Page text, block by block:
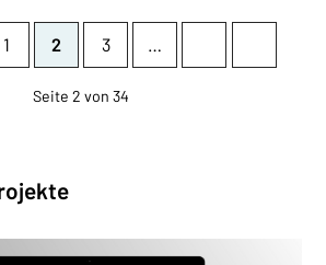
1 2 3 …
Seite 2 von 34